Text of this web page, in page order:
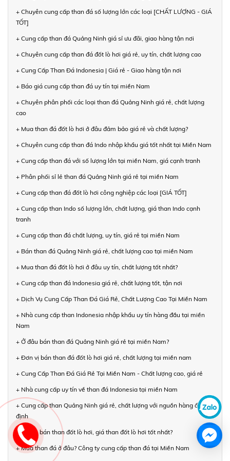
+ Chuyên cung cấp than đá số lượng lớn các loại [CHẤT LƯỢNG - GIÁ
TỐT]
+ Cung cấp than đá Quảng Ninh giá sỉ ưu đãi, giao hàng tận nơi
+ Chuyên cung cấp than đá đốt lò hơi giá rẻ, uy tín, chất lượng cao
+ Cung Cấp Than Đá Indonesia | Giá rẻ - Giao hàng tận nơi
+ Báo giá cung cấp than đá uy tín tại miền Nam
+ Chuyên phân phối các loại than đá Quảng Ninh giá rẻ, chất lượng
cao
+ Mua than đá đốt lò hơi ở đâu đảm bảo giá rẻ và chất lượng?
+ Chuyên cung cấp than đá Indo nhập khẩu giá tốt nhất tại Miền Nam
+ Cung cấp than đá với số lượng lớn tại miền Nam, giá cạnh tranh
+ Phân phối sỉ lẻ than đá Quảng Ninh giá rẻ tại miền Nam
+ Cung cấp than đá đốt lò hơi công nghiệp các loại [GIÁ TỐT]
+ Cung cấp than Indo số lượng lớn, chất lượng, giá than Indo cạnh
tranh
+ Cung cấp than đá chất lượng, uy tín, giá rẻ tại miền Nam
+ Bán than đá Quảng Ninh giá rẻ, chất lượng cao tại miền Nam
+ Mua than đá đốt lò hơi ở đâu uy tín, chất lượng tốt nhất?
+ Cung cấp than đá Indonesia giá rẻ, chất lượng tốt, tận nơi
+ Dịch Vụ Cung Cấp Than Đá Giá Rẻ, Chất Lượng Cao Tại Miền Nam
+ Nhà cung cấp than Indonesia nhập khẩu uy tín hàng đầu tại miền
Nam
+ Ở đâu bán than đá Quảng Ninh giá rẻ tại miền Nam?
+ Đơn vị bán than đá đốt lò hơi giá rẻ, chất lượng tại miền nam
+ Cung Cấp Than Đá Giá Rẻ Tại Miền Nam - Chất lượng cao, giá rẻ
+ Nhà cung cấp uy tín về than đá Indonesia tại miền Nam
+ Cung cấp than Quảng Ninh giá rẻ, chất lượng với nguồn hàng ổn
định
+ Ở đâu bán than đốt lò hơi, giá than đốt lò hơi tốt nhất?
+ Mua than đá ở đâu? Công ty cung cấp than đá tại Miền Nam